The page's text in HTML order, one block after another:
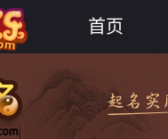
首页